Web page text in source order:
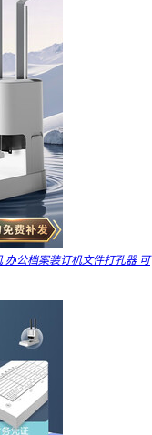
办公档案装订机文件打孔器 可